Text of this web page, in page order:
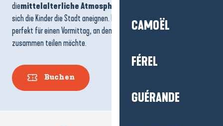
CAMOËL
FÉREL
GUÉRANDE
diemittelalterliche Atmosphäre
sich die Kinder die Stadt aneignen. Eine einfache, lebendige Aktivität,
perfekt für einen Vormittag, an dem man einfach nur etwas
zusammen teilen möchte.
Buchen